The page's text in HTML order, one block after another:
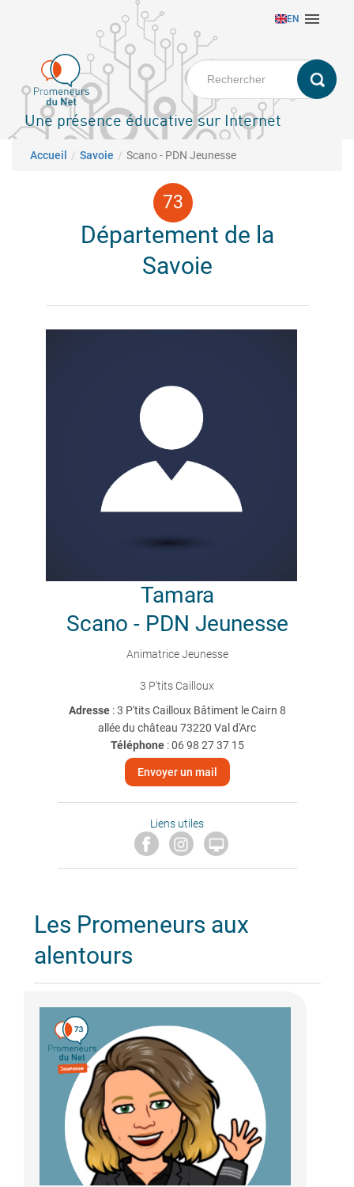
principal
EN 
Une présence éducative sur Internet
Fil d'Ariane
Accueil Savoie Scano - PDN Jeunesse
Département de la
Savoie
Tamara
Scano - PDN Jeunesse
Animatrice Jeunesse
3 P'tits Cailloux
Adresse : 3 P'tits Cailloux Bâtiment le Cairn 8
allée du château 73220 Val d'Arc
Téléphone:06 98 27 37 15
Envoyer un mail
Liens utiles

Les Promeneurs aux
alentours